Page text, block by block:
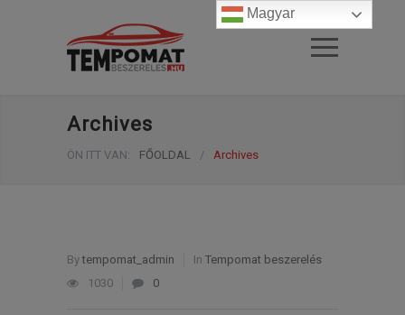
Archives
ÖN ITT VAN: FŐOLDAL / Archives
Bytempomat_admin In Tempomat beszerelés
1030
0
Magyar